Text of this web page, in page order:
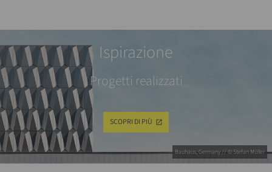
Bauhaus, Germany // © Stefan Müller
Ispirazione
Progetti realizzati
SCOPRI DI PIÙ